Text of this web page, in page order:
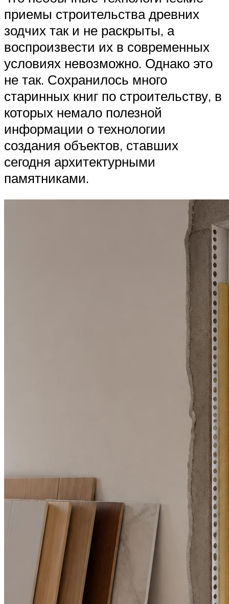
приемы строительства древних
зодчих так и не раскрыты, а
воспроизвести их в современных
условиях невозможно. Однако это
не так. Сохранилось много
старинных книг по строительству, в
которых немало полезной
информации о технологии
создания объектов, ставших
сегодня архитектурными
памятниками.